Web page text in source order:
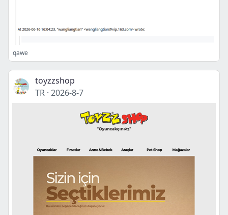
qawe
toyzzshop
TR · 2026-8-7